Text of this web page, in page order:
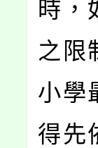
時，
之限
小學
得先